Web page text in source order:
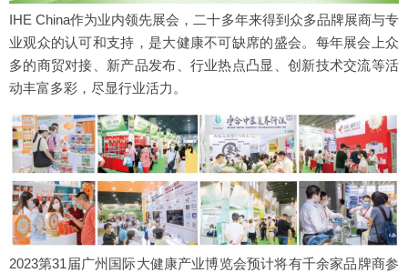
IHE China作为业内领先展会，二十多年来得到众多品牌展商与专
业观众的认可和支持，是大健康不可缺席的盛会。每年展会上众
多的商贸对接、新产品发布、行业热点凸显、创新技术交流等活
动丰富多彩，尽显行业活力。
2023第31届广州国际大健康产业博览会预计将有千余家品牌商参